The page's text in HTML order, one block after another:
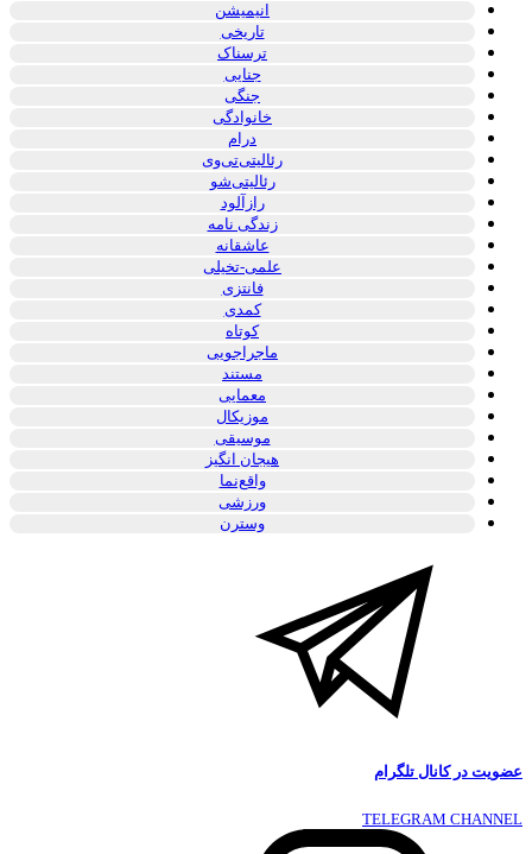
انیمیشن
تاریخی
ترسناک
جنایی
جنگی
خانوادگی
درام
رئالیتی‌تی‌وی
رئالیتی‌شو
رازآلود
زندگی نامه
عاشقانه
علمی-تخیلی
فانتزی
کمدی
کوتاه
ماجراجویی
مستند
معمایی
موزیکال
موسیقی
هیجان انگیز
واقع‌نما
ورزشی
وسترن
عضویت در کانال تلگرام
TELEGRAM CHANNEL